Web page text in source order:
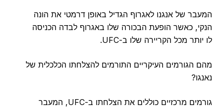
המעבר של אנגנו לאגרוף הגדיל באופן דרמטי את הונה
הנקי, כאשר הופעת הבכורה שלו באגרוף לבדה הכניסה
לו יותר מכל הקריירה שלו ב-UFC.
מהם הגורמים העיקריים התורמים להצלחתו הכלכלית של
נאנגו?
גורמים מרכזיים כוללים את הצלחתו ב-UFC, המעבר